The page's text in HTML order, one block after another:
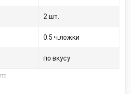
2 шт.
0.5 ч.ложки
по вкусу